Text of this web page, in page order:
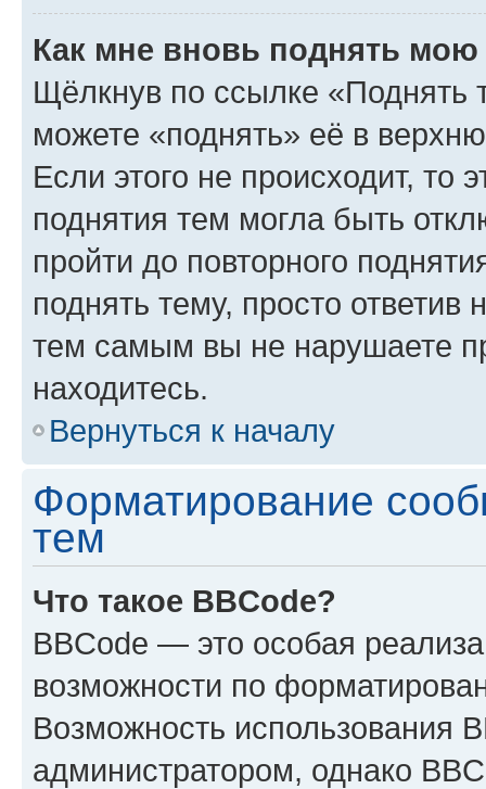
Как мне вновь поднять мою
Щёлкнув по ссылке «Поднять
можете «поднять» её в
Если этого не происходит, то
поднятия тем могла быть
пройти до повторного
поднять тему, просто ответив
тем самым вы не нарушаете
находитесь.
Вернуться к началу
Форматирование
тем
Что такое BBCode?
BBCode — это особая
возможности по
Возможность использования
администратором, однако